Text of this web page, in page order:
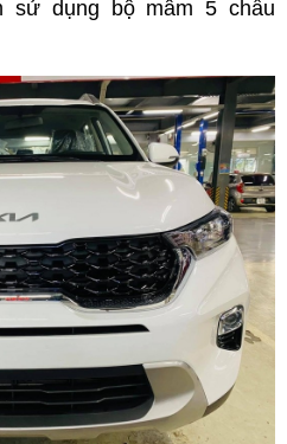
sử dụng bộ mâm 5 chấu